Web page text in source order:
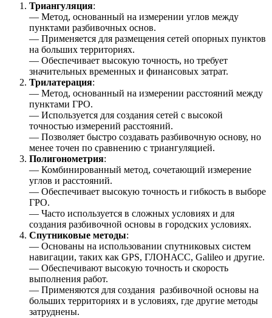
Триангуляция:
— Метод, основанный на измерении углов между
пунктами разбивочных основ.
— Применяется для размещения сетей опорных пунктов
на больших территориях.
— Обеспечивает высокую точность, но требует
значительных временных и финансовых затрат.
Трилатерация:
— Метод, основанный на измерении расстояний между
пунктами ГРО.
— Используется для создания сетей с высокой
точностью измерений расстояний.
— Позволяет быстро создавать разбивочную основу, но
менее точен по сравнению с триангуляцией.
Полигонометрия:
— Комбинированный метод, сочетающий измерение
углов и расстояний.
— Обеспечивает высокую точность и гибкость в выборе
ГРО.
— Часто используется в сложных условиях и для
создания разбивочной основы в городских условиях.
Спутниковые методы:
— Основаны на использовании спутниковых систем
навигации, таких как GPS, ГЛОНАСС, Galileo и другие.
— Обеспечивают высокую точность и скорость
выполнения работ.
— Применяются для создания разбивочной основы на
больших территориях и в условиях, где другие методы
затруднены.